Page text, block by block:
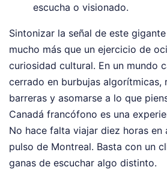
escucha o visionado.
Sintonizar la señal de este
mucho más que un ejercicio de
curiosidad cultural. En un mundo
cerrado en burbujas algorítmicas,
barreras y asomarse a lo que
Canadá francófono es una
No hace falta viajar diez horas en
pulso de Montreal. Basta con un
ganas de escuchar algo distinto.